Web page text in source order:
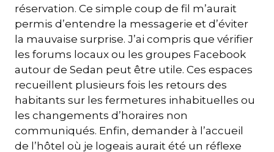
réservation. Ce simple coup de fil m’aurait
permis d’entendre la messagerie et d’éviter
la mauvaise surprise. J’ai compris que vérifier
les forums locaux ou les groupes Facebook
autour de Sedan peut être utile. Ces espaces
recueillent plusieurs fois les retours des
habitants sur les fermetures inhabituelles ou
les changements d’horaires non
communiqués. Enfin, demander à l’accueil
de l’hôtel où je logeais aurait été un réflexe